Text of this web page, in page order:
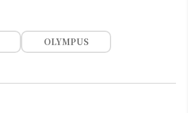
OLYMPUS